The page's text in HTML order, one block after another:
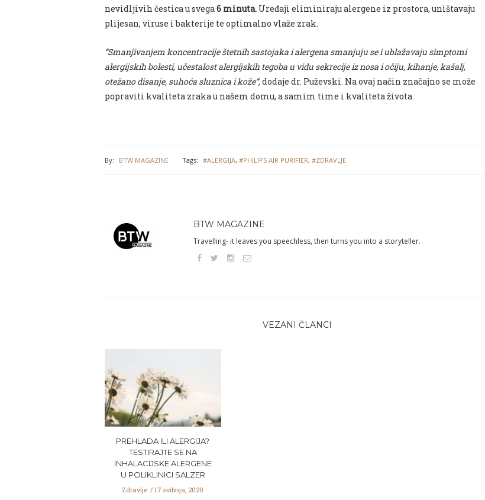
nevidljivih čestica u svega6 minuta. Uređaji eliminiraju alergene iz prostora, uništavaju
plijesan, viruse i bakterije te optimalno vlaže zrak.
“Smanjivanjem koncentracije štetnih sastojaka i alergena smanjuju se i ublažavaju simptomi
alergijskih bolesti, učestalost alergijskih tegoba u vidu sekrecije iz nosa i očiju, kihanje, kašalj,
otežano disanje, suhoća sluznica i kože”,dodaje dr. Puževski. Na ovaj način značajno se može
popraviti kvaliteta zraka u našem domu, a samim time i kvaliteta života.
By: BTW MAGAZINE Tags: #ALERGIJA, #PHILIPS AIR PURIFIER, #ZDRAVLJE
BTW MAGAZINE
Travelling- it leaves you speechless, then turns you into a storyteller.
VEZANI ČLANCI
PREHLADA ILI ALERGIJA?
TESTIRAJTE SE NA
INHALACIJSKE ALERGENE
U POLIKLINICI SALZER
Zdravlje 17 svibnja, 2020